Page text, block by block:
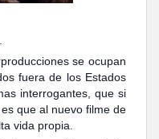
se ocupan
fuera de los Estados
interrogantes, que si
que al nuevo filme de
vida propia.